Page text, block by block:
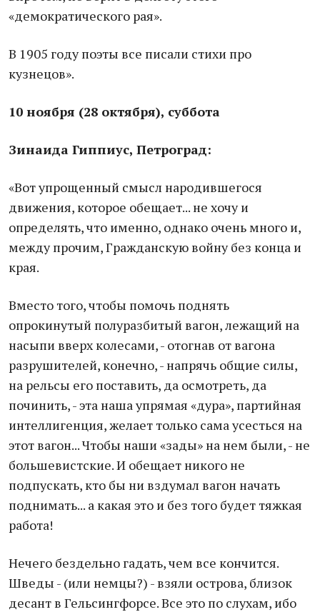
«демократического рая».
В 1905 году поэты все писали стихи про
кузнецов».
10 ноября (28 октября), суббота
Зинаида Гиппиус, Петроград:
«Вот упрощенный смысл народившегося
движения, которое обещает... не хочу и
определять, что именно, однако очень много и,
между прочим, Гражданскую войну без конца и
края.
Вместо того, чтобы помочь поднять
опрокинутый полуразбитый вагон, лежащий на
насыпи вверх колесами, - отогнав от вагона
разрушителей, конечно, - напрячь общие силы,
на рельсы его поставить, да осмотреть, да
починить, - эта наша упрямая «дура», партийная
интеллигенция, желает только сама усесться на
этот вагон... Чтобы наши «зады» на нем были, - не
большевистские. И обещает никого не
подпускать, кто бы ни вздумал вагон начать
поднимать... а какая это и без того будет тяжкая
работа!
Нечего бездельно гадать, чем все кончится.
Шведы - (или немцы?) - взяли острова, близок
десант в Гельсингфорсе. Все это по слухам, ибо